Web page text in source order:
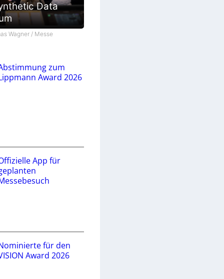
Data
Wagner / Messe
zum
Award 2026
App für
für den
Award 2026